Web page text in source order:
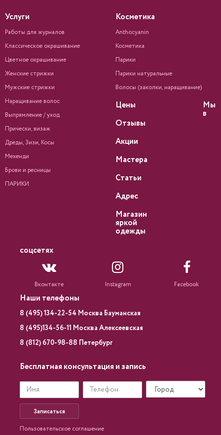
Услуги
Работы для журналов
Классическое окрашивание
Цветное окрашивание
Женские стрижки
Мужские стрижки
Наращивание волос
Выпрямление / уход
Прически, визаж
Дреды, Зизи, Косы
Мехенди
Брови и ресницы
ПАРИКИ
Косметика
Anthocyanin
Косметика
Парики
Парики натуральные
Волосы (заколки, наращивание)
Цены
Отзывы
Акции
Мастера
Статьи
Адрес
Магазин
яркой
одежды
Мы
в
соцсетях
Вконтакте Instagram Facebook
Наши телефоны
8 (495) 134-22-54 Москва Бауманская
8 (495)134-56-11 Москва Алексеевская
8 (812) 670-98-88 Петербург
Бесплатная консультация и запись
Записаться
Пользовательское соглашение